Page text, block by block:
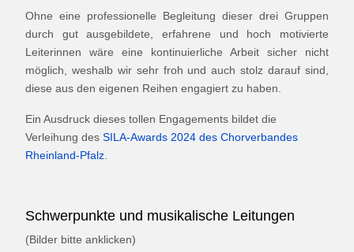
Ohne eine professionelle Begleitung dieser drei Gruppen
durch gut ausgebildete, erfahrene und hoch motivierte
Leiterinnen wäre eine kontinuierliche Arbeit sicher nicht
möglich, weshalb wir sehr froh und auch stolz darauf sind,
diese aus den eigenen Reihen engagiert zu haben.
Ein Ausdruck dieses tollen Engagements bildet die
Verleihung des SILA-Awards 2024 des Chorverbandes
Rheinland-Pfalz
Schwerpunkte und musikalische Leitungen
(Bilder bitte anklicken)